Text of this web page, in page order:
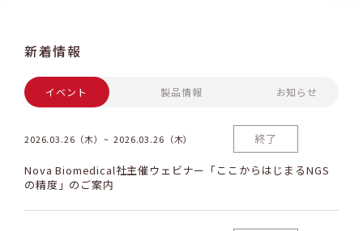
新着情報
イベント 製品情報 お知らせ
2026.03.26（木） 2026.03.26（木） 終了
Nova Biomedical社主催ウェビナー「ここからはじまるNGS
の精度」のご案内